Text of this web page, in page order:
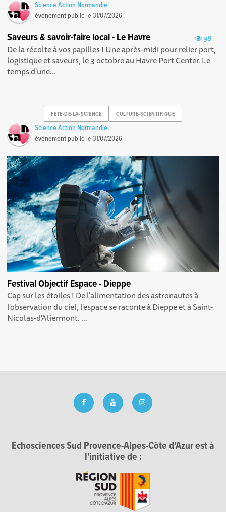
Science Action Normandie
événement publié le31/07/2026
98
Saveurs & savoir-faire local - Le Havre
De la récolte à vos papilles ! Une après-midi pour relier port,
logistique et saveurs, le 3 octobre au Havre Port Center. Le
temps d'une...
FETE-DE-LA-SCIENCE CULTURE-SCIENTIFIQUE
Science Action Normandie
événement publié le31/07/2026
Festival Objectif Espace - Dieppe
Cap sur les étoiles ! De l'alimentation des astronautes à
l'observation du ciel, l'espace se raconte à Dieppe et à Saint-
Nicolas-d'Aliermont. ...
Echosciences Sud Provence-Alpes-Côte d'Azur est à
l'initiative de :